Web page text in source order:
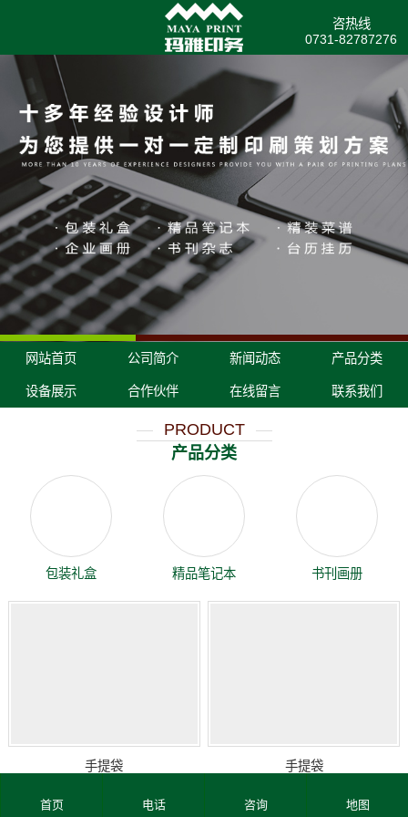
咨热线
0731-82787276
网站首页 公司简介 新闻动态 产品分类
设备展示 合作伙伴 在线留言 联系我们
PRODUCT
产品分类
包装礼盒 精品笔记本 书刊画册
手提袋 手提袋
首页 电话 咨询 地图